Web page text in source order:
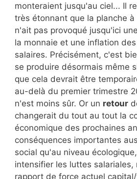
monteraient jusqu'au ciel... Il
très étonnant que la planche
n'ait pas provoqué jusqu'ici
la monnaie et une inflation
salaires. Précisément, c'est
se produire désormais même
que cela devrait être
au-delà du premier trimestre
n'est moins sûr. Or un retour
changerait du tout au tout la
économique des prochaines
conséquences importantes
social qu'au niveau
intensifier les luttes salariales,
rapport de force actuel